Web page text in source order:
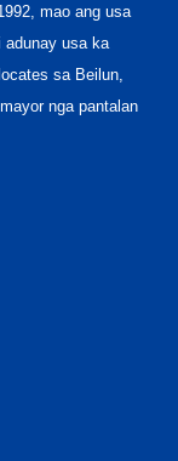
mao ang usa
adunay usa ka
sa Beilun,
nga pantalan